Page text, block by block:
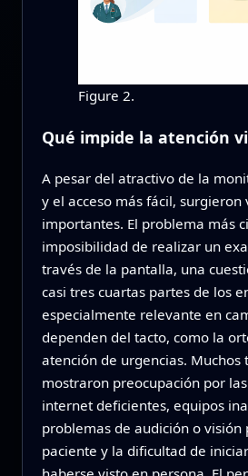
Figure 2.
Qué impide la atención
A pesar del atractivo de la
y el acceso más fácil, surgieron
importantes. El problema más
imposibilidad de realizar un
través de la pantalla, una
casi tres cuartas partes de los
especialmente relevante en
dependen del tacto, como la
atención de urgencias. Muchos
mostraron preocupación por
internet deficientes, equipos
problemas de audición o visión
paciente y la dificultad de